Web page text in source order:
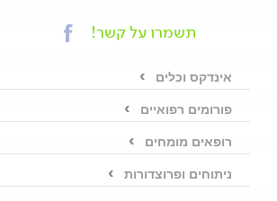
תשמרו על קשר!
אינדקס וכלים
פורומים רפואיים
רופאים מומחים
ניתוחים ופרוצדורות